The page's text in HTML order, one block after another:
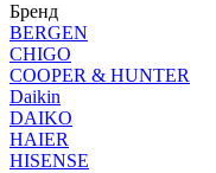
Бренд
BERGEN
CHIGO
COOPER & HUNTER
Daikin
DAIKO
HAIER
HISENSE